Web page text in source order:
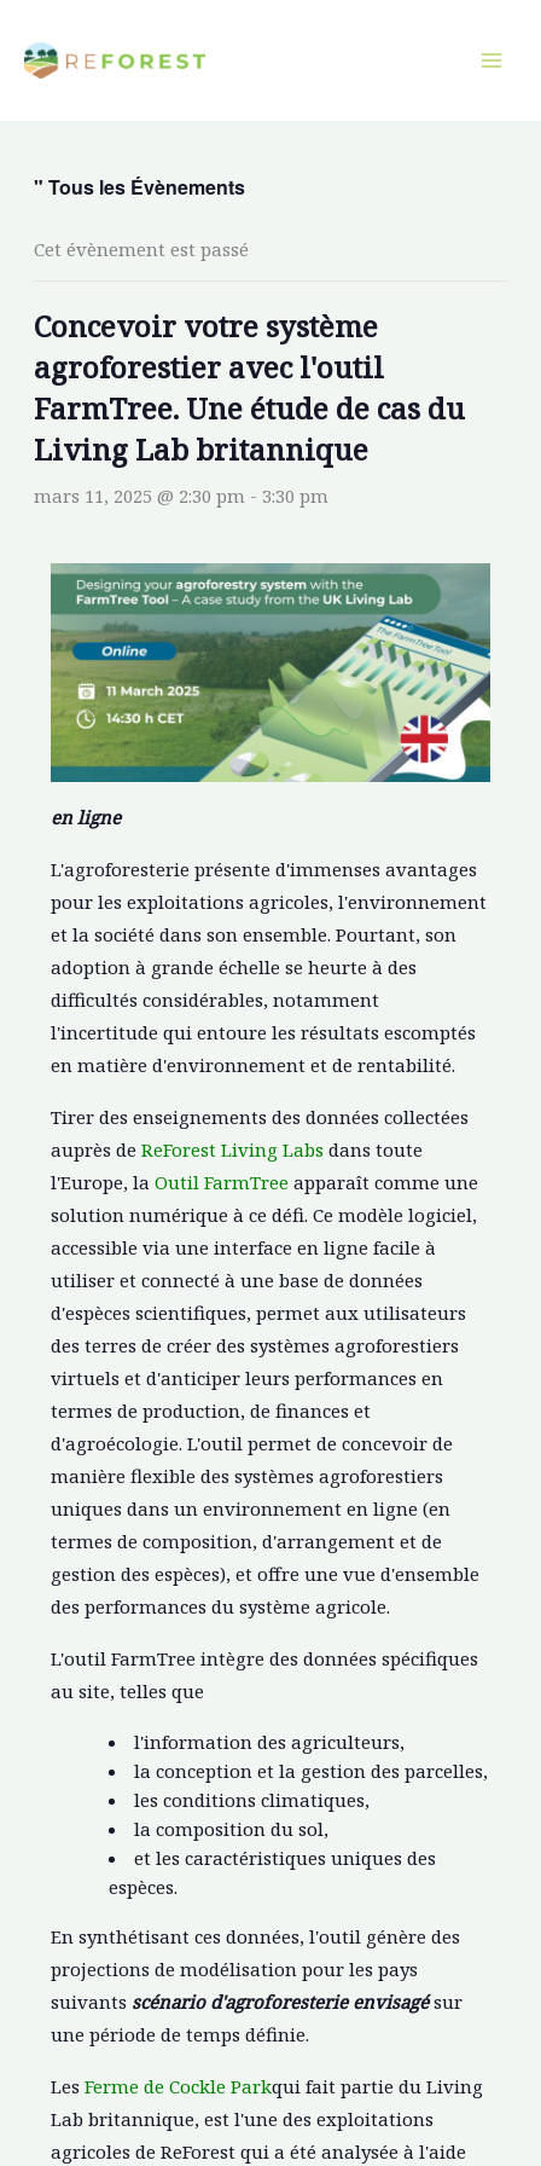
contenu
" Tous les Évènements
Cet évènement est passé
Concevoir votre système
agroforestier avec l'outil
FarmTree. Une étude de cas du
Living Lab britannique
mars 11, 2025 @ 2:30 pm- 3:30 pm
en ligne
L'agroforesterie présente d'immenses avantages
pour les exploitations agricoles, l'environnement
et la société dans son ensemble. Pourtant, son
adoption à grande échelle se heurte à des
difficultés considérables, notamment
l'incertitude qui entoure les résultats escomptés
en matière d'environnement et de rentabilité.
Tirer des enseignements des données collectées
auprès deReForest Living Labs dans toute
l'Europe, laOutil FarmTree apparaît comme une
solution numérique à ce défi. Ce modèle logiciel,
accessible via une interface en ligne facile à
utiliser et connecté à une base de données
d'espèces scientifiques, permet aux utilisateurs
des terres de créer des systèmes agroforestiers
virtuels et d'anticiper leurs performances en
termes de production, de finances et
d'agroécologie. L'outil permet de concevoir de
manière flexible des systèmes agroforestiers
uniques dans un environnement en ligne (en
termes de composition, d'arrangement et de
gestion des espèces), et offre une vue d'ensemble
des performances du système agricole.
L'outil FarmTree intègre des données spécifiques
au site, telles que
l'information des agriculteurs,
la conception et la gestion des parcelles,
les conditions climatiques,
la composition du sol,
et les caractéristiques uniques des
espèces.
En synthétisant ces données, l'outil génère des
projections de modélisation pour les pays
suivants scénario d'agroforesterie envisagésur
une période de temps définie.
LesFerme de Cockle Parkqui fait partie du Living
Lab britannique, est l'une des exploitations
agricoles de ReForest qui a été analysée à l'aide